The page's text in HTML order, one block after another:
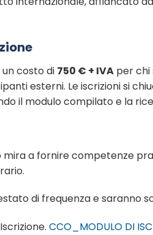
costo di 750 € + IVAper chi
esterni. Le iscrizioni si
il modulo compilato e la
mira a fornire competenze
di frequenza e saranno
CCO_MODULO DI